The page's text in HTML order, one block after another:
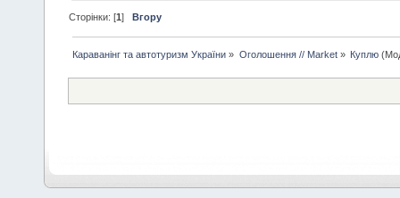
Сторінки: [1] Вгору
Караванінг та автотуризм України » Оголошення // Market» Куплю